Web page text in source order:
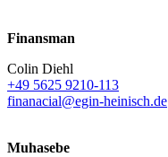
Finansman
Colin Diehl
+49 5625 9210-113
finanacial@egin-heinisch.de
Muhasebe